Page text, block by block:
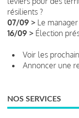
résilients ?
07/09 > Le
16/09 > Élection
Voir les
Annoncer une
NOS SERVICES